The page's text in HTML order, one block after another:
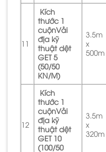
11
Kích
thước 1
cuộnVải
địa kỹ
thuật dệt
GET 5
(50/50
KN/M)
3.5m
x
500m
12
Kích
thước 1
cuộnVải
địa kỹ
thuật dệt
GET 10
(100/50
3.5m
x
320m